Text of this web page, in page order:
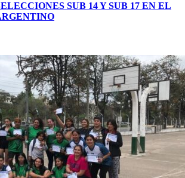
SUB 14 Y SUB 17 EN EL